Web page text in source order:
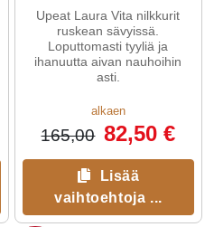
Upeat Laura Vita nilkkurit
ruskean sävyissä.
Loputtomasti tyyliä ja
ihanuutta aivan nauhoihin
asti.
alkaen
165,00 82,50 €
Lisää
vaihtoehtoja ...